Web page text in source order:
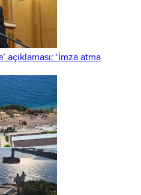
açıklaması: ‘İmza atma